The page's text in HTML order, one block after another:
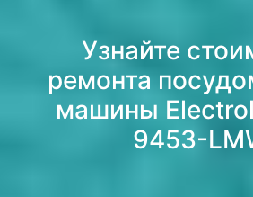
Узнайте
ремонта
машины
9453-